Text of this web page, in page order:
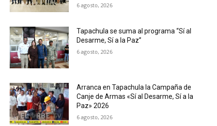
6 agosto, 2026
Tapachula se suma al programa “Sí al
Desarme, Sí a la Paz”
6 agosto, 2026
Arranca en Tapachula la Campaña de
Canje de Armas «Sí al Desarme, Sí a la
Paz» 2026
6 agosto, 2026